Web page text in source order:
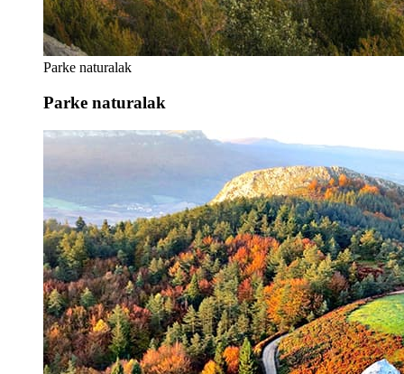
Parke naturalak
Parke naturalak